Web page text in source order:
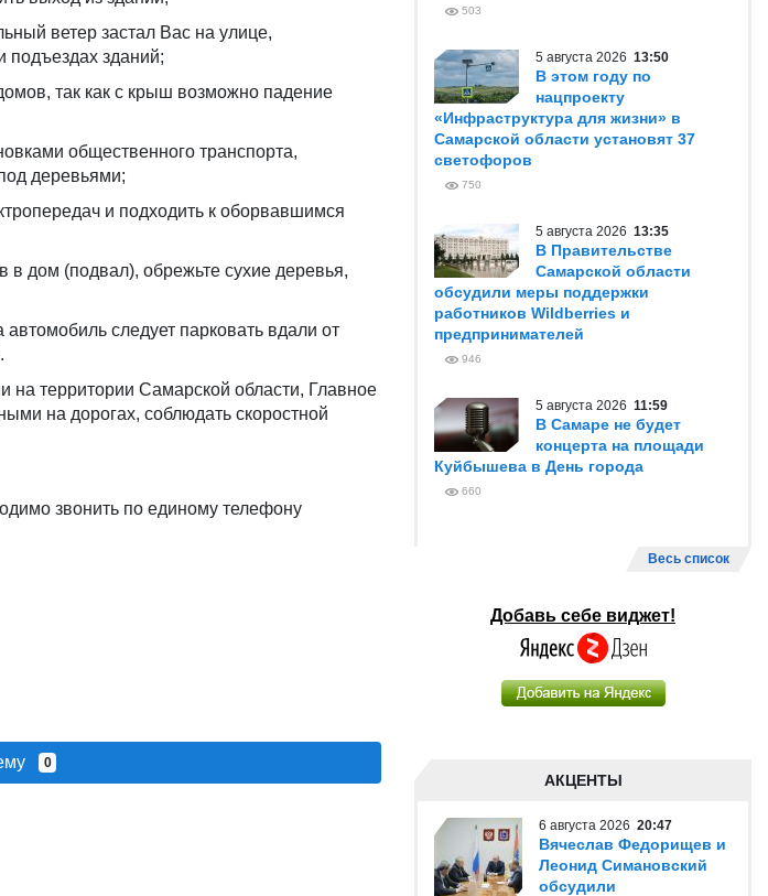
ветер застал Вас на улице,
подъездах зданий;
так как с крыш возможно падение
общественного транспорта,
деревьями;
и подходить к оборвавшимся
в дом (подвал), обрежьте сухие деревья,
следует парковать вдали от
на территории Самарской области, Главное
на дорогах, соблюдать скоростной
звонить по единому телефону
0
503
5 августа 2026 13:50
В этом году по
нацпроекту
«Инфраструктура для жизни» в
Самарской области установят 37
светофоров
750
5 августа 2026 13:35
В Правительстве
Самарской области
обсудили меры поддержки
работников Wildberries и
предпринимателей
946
5 августа 2026 11:59
В Самаре не будет
концерта на площади
Куйбышева в День города
660
Весь список
Добавь себе виджет!
АКЦЕНТЫ
6 августа 2026 20:47
Вячеслав Федорищев и
Леонид Симановский
обсудили